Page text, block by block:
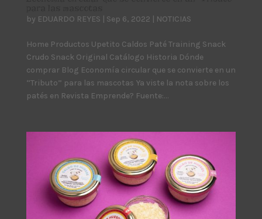
by EDUARDO REYES Sep 6, 2022 NOTICIAS
Home Productos Upetito Caldos Paté Training Snack
Crudo Snack Original Catálogo Historia Dónde
comprar Blog Economía circular que se convierte en un
“Tributo” para las mascotas Ya viste la nota sobre los
patés en Revista Emprende? Fuente:...